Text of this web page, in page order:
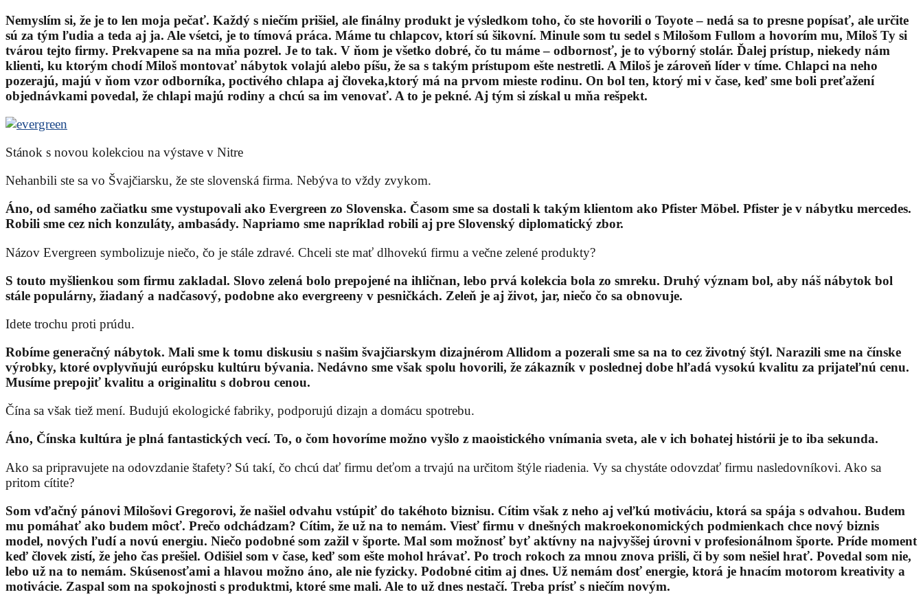
Nemyslím si, že je to len moja pečať. Každý s niečím prišiel, ale finálny produkt je výsledkom toho, čo ste hovorili o Toyote – nedá sa to presne popísať, ale určite
sú za tým ľudia a teda aj ja. Ale vśetci, je to tímová práca. Máme tu chlapcov, ktorí sú šikovní. Minule som tu sedel s Milošom Fullom a hovorím mu, Miloš Ty si
tvárou tejto firmy. Prekvapene sa na mňa pozrel. Je to tak. V ňom je všetko dobré, čo tu máme – odbornosť, je to výborný stolár. Ďalej prístup, niekedy nám
klienti, ku ktorým chodí Miloš montovať nábytok volajú alebo píšu, že sa s takým prístupom ešte nestretli. A Miloš je zároveň líder v tíme. Chlapci na neho
pozerajú, majú v ňom vzor odborníka, poctivého chlapa aj človeka,ktorý má na prvom mieste rodinu. On bol ten, ktorý mi v čase, keď sme boli preťažení
objednávkami povedal, že chlapi majú rodiny a chcú sa im venovať. A to je pekné. Aj tým si získal u mňa rešpekt.
Stánok s novou kolekciou na výstave v Nitre
Nehanbili ste sa vo Švajčiarsku, že ste slovenská firma. Nebýva to vždy zvykom.
Áno, od samého začiatku sme vystupovali ako Evergreen zo Slovenska. Časom sme sa dostali k takým klientom ako Pfister Möbel. Pfister je v nábytku mercedes.
Robili sme cez nich konzuláty, ambasády. Napriamo sme napríklad robili aj pre Slovenský diplomatický zbor.
Názov Evergreen symbolizuje niečo, čo je stále zdravé. Chceli ste mať dlhovekú firmu a večne zelené produkty?
S touto myšlienkou som firmu zakladal. Slovo zelená bolo prepojené na ihličnan, lebo prvá kolekcia bola zo smreku. Druhý význam bol, aby náš nábytok bol
stále populárny, žiadaný a nadčasový, podobne ako evergreeny v pesničkách. Zeleň je aj život, jar, niečo čo sa obnovuje.
Idete trochu proti prúdu.
Robíme generačný nábytok. Mali sme k tomu diskusiu s našim švajčiarskym dizajnérom Allidom a pozerali sme sa na to cez životný štýl. Narazili sme na čínske
výrobky, ktoré ovplyvňujú európsku kultúru bývania. Nedávno sme však spolu hovorili, že zákazník v poslednej dobe hľadá vysokú kvalitu za prijateľnú cenu.
Musíme prepojiť kvalitu a originalitu s dobrou cenou.
Čína sa však tiež mení. Budujú ekologické fabriky, podporujú dizajn a domácu spotrebu.
Áno, Čínska kultúra je plná fantastických vecí. To, o čom hovoríme možno vyšlo z maoistického vnímania sveta, ale v ich bohatej histórii je to iba sekunda.
Ako sa pripravujete na odovzdanie štafety? Sú takí, čo chcú dať firmu deťom a trvajú na určitom štýle riadenia. Vy sa chystáte odovzdať firmu nasledovníkovi. Ako sa
pritom cítite?
Som vďačný pánovi Milošovi Gregorovi, že našiel odvahu vstúpiť do takéhoto biznisu. Cítim však z neho aj veľkú motiváciu, ktorá sa spája s odvahou. Budem
mu pomáhať ako budem môcť. Prečo odchádzam? Cítim, že už na to nemám. Viesť firmu v dnešných makroekonomických podmienkach chce nový biznis
model, nových ľudí a novú energiu. Niečo podobné som zažil v športe. Mal som možnosť byť aktívny na najvyššej úrovni v profesionálnom športe. Príde moment
keď človek zistí, že jeho čas prešiel. Odišiel som v čase, keď som ešte mohol hrávať. Po troch rokoch za mnou znova prišli, či by som nešiel hrať. Povedal som nie,
lebo už na to nemám. Skúsenosťami a hlavou možno áno, ale nie fyzicky. Podobné citim aj dnes. Už nemám dosť energie, ktorá je hnacím motorom kreativity a
motivácie. Zaspal som na spokojnosti s produktmi, ktoré sme mali. Ale to už dnes nestačí. Treba prísť s niečím novým.